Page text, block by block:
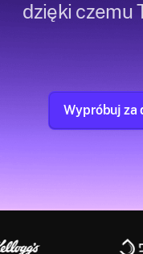
dzięki czemu
Wypróbuj za